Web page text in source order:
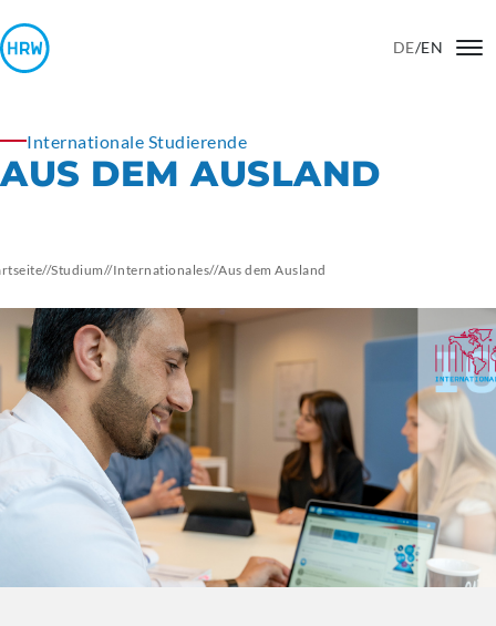
DE/EN
Internationale Studierende
AUS DEM AUSLAND
//Studium//Internationales//Aus dem Ausland